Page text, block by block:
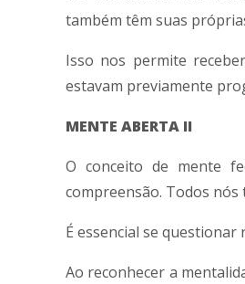
também têm suas
Isso nos permite
estavam previamente
MENTE ABERTA II
O conceito de mente
compreensão. Todos nós
É essencial se
Ao reconhecer a